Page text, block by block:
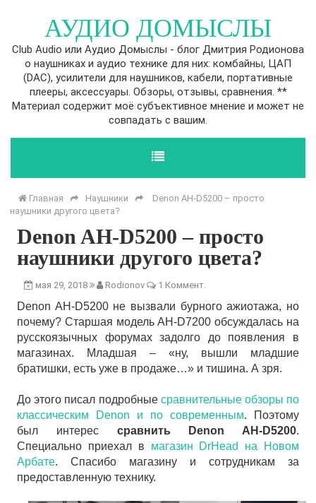
АУДИО ДОМЫСЛЫ
Club Audio или Аудио Домыслы - блог Дмитрия Родионова
о наушниках и аудио технике для них: комбайны, ЦАП
(DAC), усилители для наушников, кабели, портативные
плееры, аксессуары. Обзоры, отзывы, сравнения. **
Материал содержит моё субъективное мнение и может не
совпадать с вашим.
Главная Наушники
Denon AH-D5200 – просто
наушники другого цвета?
Denon AH-D5200 – просто
наушники другого цвета?
мая 29, 2018 Rodionov 1 Коммент.
Denon AH-D5200 не вызвали бурного ажиотажа, но
почему? Старшая модель AH-D7200 обсуждалась на
русскоязычных форумах задолго до появления в
магазинах. Младшая – «ну, вышли младшие
братишки, есть уже в продаже…» и тишина. А зря.
До этого писал подробные сравнительные обзоры по
классическим Denon и по современным. Поэтому
был интерес сравнить Denon AH-D5200.
Специально приехал в магазин DrHead на Новом
Арбате. Спасибо магазину и сотрудникам за
предоставленную технику.